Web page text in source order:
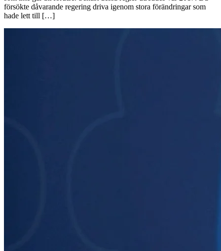
försökte dåvarande regering driva igenom stora förändringar som
hade lett till […]